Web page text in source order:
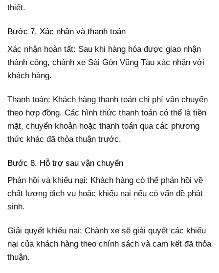
thiết.
Bước 7. Xác nhận và thanh toán
Xác nhận hoàn tất: Sau khi hàng hóa được giao nhận
thành công, chành xe Sài Gòn Vũng Tàu xác nhận với
khách hàng.
Thanh toán: Khách hàng thanh toán chi phí vận chuyển
theo hợp đồng. Các hình thức thanh toán có thể là tiền
mặt, chuyển khoản hoặc thanh toán qua các phương
thức khác đã thỏa thuận trước.
Bước 8. Hỗ trợ sau vận chuyển
Phản hồi và khiếu nại: Khách hàng có thể phản hồi về
chất lượng dịch vụ hoặc khiếu nại nếu có vấn đề phát
sinh.
Giải quyết khiếu nại: Chành xe sẽ giải quyết các khiếu
nại của khách hàng theo chính sách và cam kết đã thỏa
thuận.